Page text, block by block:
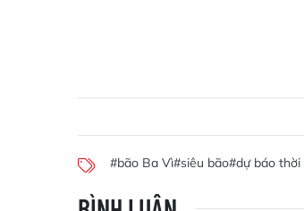
#bão Ba Vì#siêu bão#dự báo